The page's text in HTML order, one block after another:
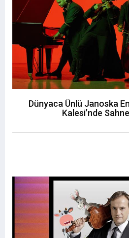
Dünyaca Ünlü Janoska
Kalesi’nde